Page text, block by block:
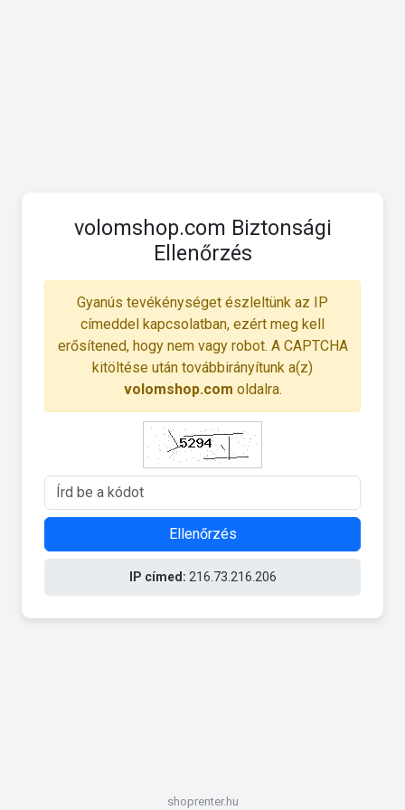
volomshop.com Biztonsági
Ellenőrzés
Gyanús tevékénységet észleltünk az IP
címeddel kapcsolatban, ezért meg kell
erősítened, hogy nem vagy robot. A CAPTCHA
kitöltése után továbbirányítunk a(z)
volomshop.com oldalra.
Ellenőrzés
IP címed: 216.73.216.206
shoprenter.hu